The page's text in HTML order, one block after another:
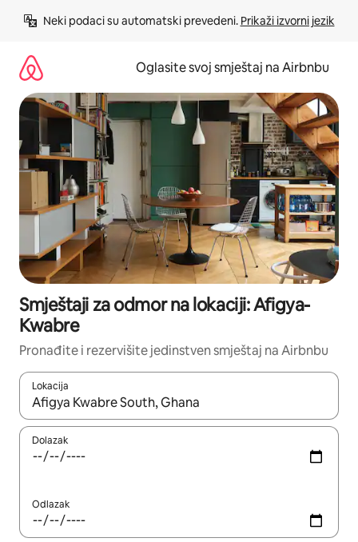
Neki podaci su automatski prevedeni. Prikaži izvorni jezik
Oglasite svoj smještaj na Airbnbu
Smještaji za odmor na lokaciji: Afigya-
Kwabre
Pronađite i rezervišite jedinstven smještaj na Airbnbu
Lokacija
Kad rezultati budu dostupni, krećite se gore i dolje pomoću
Dolazak
Odlazak